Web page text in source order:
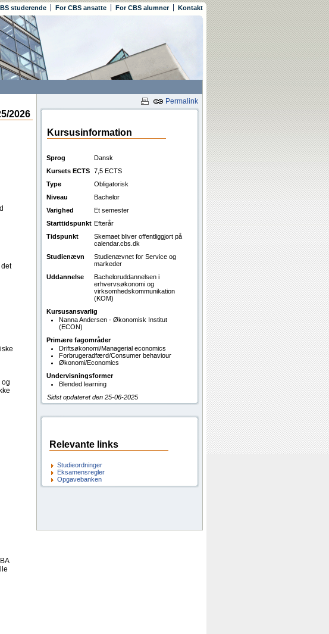
studerende For CBS ansatte For CBS alumner Kontakt
Permalink
2026
og
Kursusinformation
Sprog
Dansk
Kursets ECTS 7,5 ECTS
Type
Obligatorisk
Niveau
Bachelor
Varighed
Et semester
Starttidspunkt Efterår
Tidspunkt
Skemaet bliver offentliggjort på
calendar.cbs.dk
Studienævn
Studienævnet for Service og
markeder
Uddannelse
Bacheloruddannelsen i
erhvervsøkonomi og
virksomhedskommunikation
(KOM)
Kursusansvarlig
Nanna Andersen - Økonomisk Institut
(ECON)
Primære fagområder
Driftsøkonomi/Managerial economics
Forbrugeradfærd/Consumer behaviour
Økonomi/Economics
Undervisningsformer
Blended learning
Sidst opdateret den 25-06-2025
Relevante links
Studieordninger
Eksamensregler
Opgavebanken